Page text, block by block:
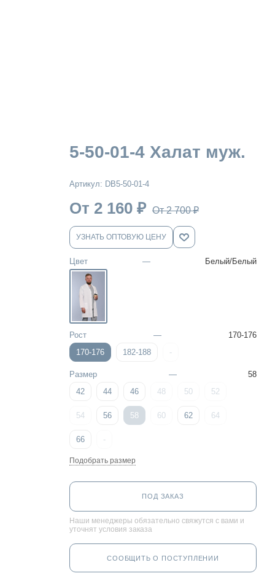
5-50-01-4 Халат муж.
Артикул: DB5-50-01-4
От 2 160 ₽ От 2 700₽
УЗНАТЬ ОПТОВУЮ ЦЕНУ
Цвет — Белый/Белый
Рост —
170-176
170-176
182-188 -
Размер —
58
42
44 46 48 50 52
54 56 58 60 62 64
66 -
Подобрать размер
ПОД ЗАКАЗ
Наши менеджеры обязательно свяжутся с вами и
уточнят условия заказа
СООБЩИТЬ О ПОСТУПЛЕНИИ